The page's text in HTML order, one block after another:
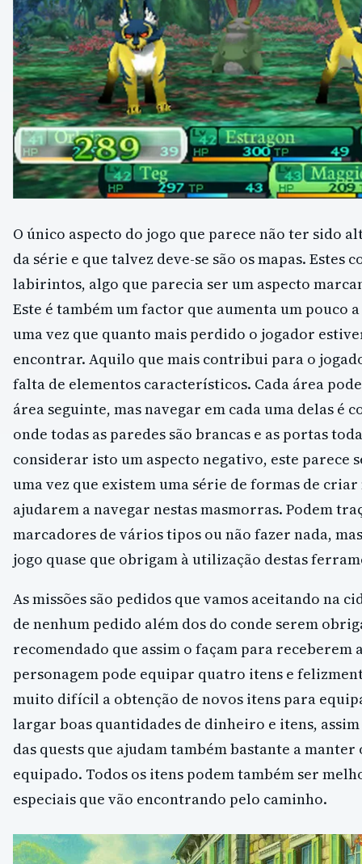
O único aspecto do jogo que parece não ter sido
da série e que talvez deve-se são os mapas. Estes
labirintos, algo que parecia ser um aspecto
Este é também um factor que aumenta um pouco
uma vez que quanto mais perdido o jogador
encontrar. Aquilo que mais contribui para o
falta de elementos característicos. Cada área
área seguinte, mas navegar em cada uma delas é
onde todas as paredes são brancas e as portas
considerar isto um aspecto negativo, este parece
uma vez que existem uma série de formas de criar
ajudarem a navegar nestas masmorras. Podem
marcadores de vários tipos ou não fazer nada,
jogo quase que obrigam à utilização destas
As missões são pedidos que vamos aceitando na
de nenhum pedido além dos do conde serem
recomendado que assim o façam para receberem
personagem pode equipar quatro itens e
muito difícil a obtenção de novos itens para
largar boas quantidades de dinheiro e itens,
das quests que ajudam também bastante a
equipado. Todos os itens podem também ser
especiais que vão encontrando pelo caminho.